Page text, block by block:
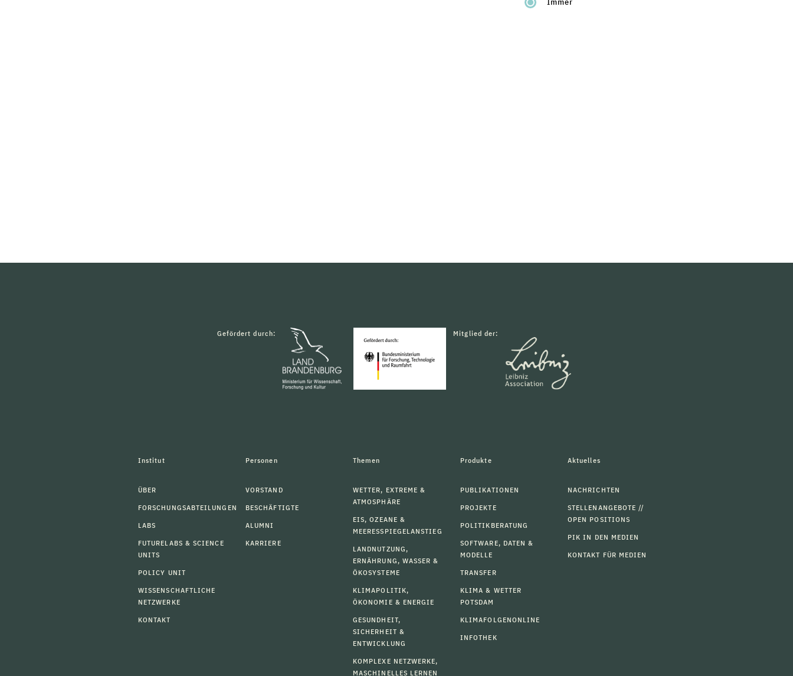
Gefördert durch: Mitglied der:
Institut
ÜBER
FORSCHUNGSABTEILUNGEN
LABS
FUTURELABS & SCIENCE
UNITS
POLICY UNIT
WISSENSCHAFTLICHE
NETZWERKE
KONTAKT
Personen
VORSTAND
BESCHÄFTIGTE
ALUMNI
KARRIERE
Themen
WETTER, EXTREME &
ATMOSPHÄRE
EIS, OZEANE &
MEERESSPIEGELANSTIEG
LANDNUTZUNG,
ERNÄHRUNG, WASSER &
ÖKOSYSTEME
KLIMAPOLITIK,
ÖKONOMIE & ENERGIE
GESUNDHEIT,
SICHERHEIT &
ENTWICKLUNG
KOMPLEXE NETZWERKE,
MASCHINELLES LERNEN
Produkte
PUBLIKATIONEN
PROJEKTE
POLITIKBERATUNG
SOFTWARE, DATEN &
MODELLE
TRANSFER
KLIMA & WETTER
POTSDAM
KLIMAFOLGENONLINE
INFOTHEK
Aktuelles
NACHRICHTEN
STELLENANGEBOTE //
OPEN POSITIONS
PIK IN DEN MEDIEN
KONTAKT FÜR MEDIEN